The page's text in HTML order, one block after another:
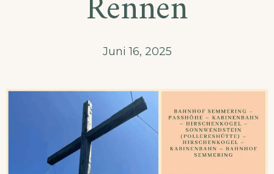
Juni 16, 2025